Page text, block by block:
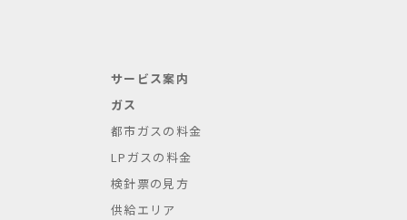
サービス案内
ガス
都市ガスの料金
LPガスの料金
検針票の見方
供給エリア